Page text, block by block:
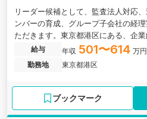
リーダー候補として、監査法人対応
ンバーの育成、グループ子会社の経
ただきます。東京都港区にある、企
ムを展開し、国内最大級の実績を誇
給与 年収 501〜614 万円
勤務地
東京都港区
ブックマーク